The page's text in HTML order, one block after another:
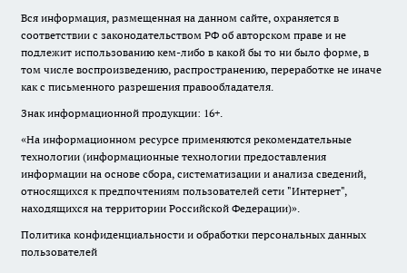
Вся информация, размещенная на данном сайте, охраняется в
соответствии с законодательством РФ об авторском праве и не
подлежит использованию кем-либо в какой бы то ни было форме, в
том числе воспроизведению, распространению, переработке не иначе
как с письменного разрешения правообладателя.
Знак информационной продукции: 16+.
«На информационном ресурсе применяются рекомендательные
технологии (информационные технологии предоставления
информации на основе сбора, систематизации и анализа сведений,
относящихся к предпочтениям пользователей сети "Интернет",
находящихся на территории Российской Федерации)».
Политика конфиденциальности и обработки персональных данных
пользователей